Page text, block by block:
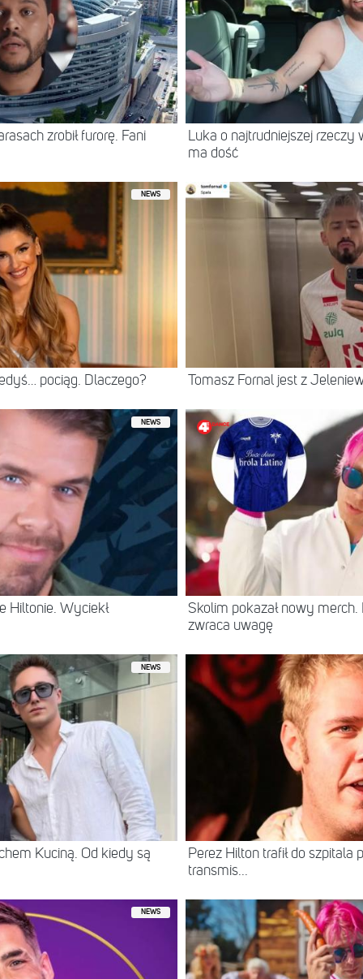
zrobił furorę. Fani
Luka o najtrudniejszej rzeczy
ma dość
NEWS
pociąg. Dlaczego? Tomasz Fornal jest z
NEWS
Hiltonie. Wyciekł
Skolim pokazał nowy
zwraca uwagę
NEWS
Kuciną. Od kiedy są
Perez Hilton trafił do szpitala
transmis...
NEWS